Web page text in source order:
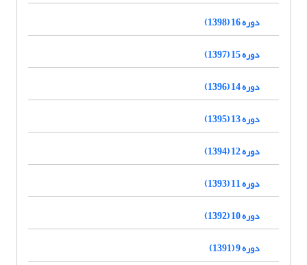
دوره 16 (1398)
دوره 15 (1397)
دوره 14 (1396)
دوره 13 (1395)
دوره 12 (1394)
دوره 11 (1393)
دوره 10 (1392)
دوره 9 (1391)